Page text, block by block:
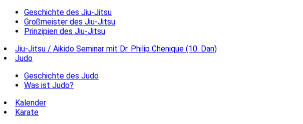
Geschichte des Jiu-Jitsu
Großmeister des Jiu-Jitsu
Prinzipien des Jiu-Jitsu
Jiu-Jitsu / Aikido Seminar mit Dr. Philip Chenique (10. Dan)
Judo
Geschichte des Judo
Was ist Judo?
Kalender
Karate